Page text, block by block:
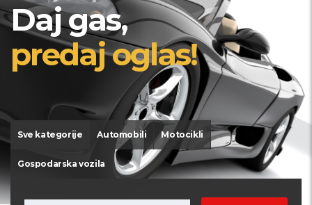
Daj gas,
predaj oglas!
Sve kategorije Automobili Motocikli
Gospodarska vozila